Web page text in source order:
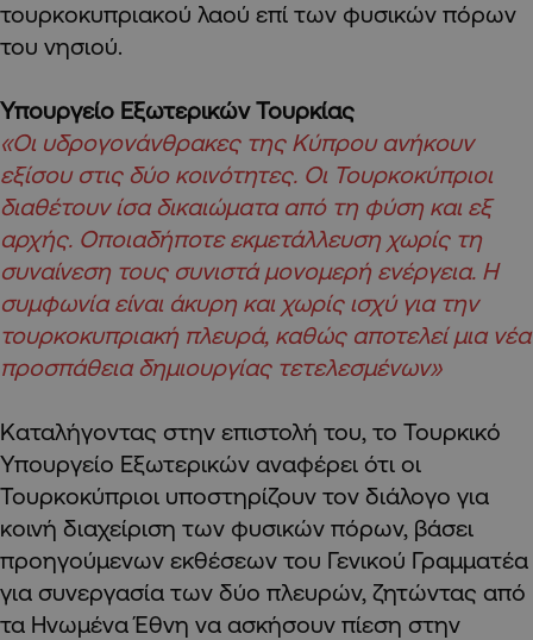
τουρκοκυπριακού λαού επί των φυσικών πόρων
του νησιού.
Υπουργείο Εξωτερικών Τουρκίας
«Οι υδρογονάνθρακες της Κύπρου ανήκουν
εξίσου στις δύο κοινότητες. Οι Τουρκοκύπριοι
διαθέτουν ίσα δικαιώματα από τη φύση και εξ
αρχής. Οποιαδήποτε εκμετάλλευση χωρίς τη
συναίνεση τους συνιστά μονομερή ενέργεια. Η
συμφωνία είναι άκυρη και χωρίς ισχύ για την
τουρκοκυπριακή πλευρά, καθώς αποτελεί μια νέα
προσπάθεια δημιουργίας τετελεσμένων»
Καταλήγοντας στην επιστολή του, το Τουρκικό
Υπουργείο Εξωτερικών αναφέρει ότι οι
Τουρκοκύπριοι υποστηρίζουν τον διάλογο για
κοινή διαχείριση των φυσικών πόρων, βάσει
προηγούμενων εκθέσεων του Γενικού Γραμματέα
για συνεργασία των δύο πλευρών, ζητώντας από
τα Ηνωμένα Έθνη να ασκήσουν πίεση στην